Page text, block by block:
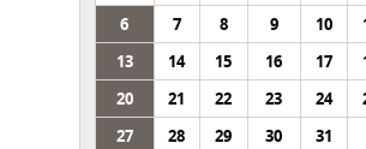
6
7 8 9 10
13
14 15 16 17
20
21 22 23 24
27
28 29 30 31